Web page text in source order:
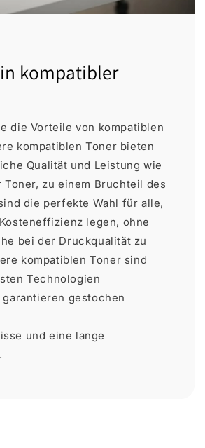
kompatibler
die Vorteile von kompatiblen
kompatiblen Toner bieten
Qualität und Leistung wie
zu einem Bruchteil des
die perfekte Wahl für alle,
legen, ohne
bei der Druckqualität zu
kompatiblen Toner sind
Technologien
gestochen
und eine lange